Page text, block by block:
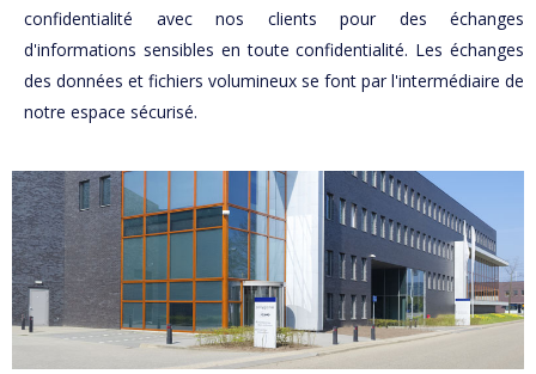
confidentialité avec nos clients pour des échanges
d'informations sensibles en toute confidentialité. Les échanges
des données et fichiers volumineux se font par l'intermédiaire de
notre espace sécurisé.